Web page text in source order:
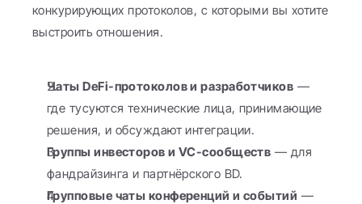
конкурирующих протоколов, с которыми вы хотите
выстроить отношения.
Чаты DeFi-протоколов и разработчиков —
где тусуются технические лица, принимающие
решения, и обсуждают интеграции.
Группы инвесторов и VC-сообществ — для
фандрайзинга и партнёрского BD.
Групповые чаты конференций и событий —